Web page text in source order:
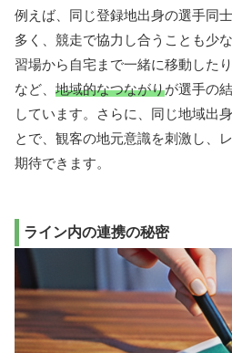
例えば、同じ登録地出身の選手同
多く、競走で協力し合うことも少
習場から自宅まで一緒に移動した
など、 地域的なつながりが選手の
しています。さらに、同じ地域出
とで、観客の地元意識を刺激し、
期待できます。
ライン内の連携の秘密